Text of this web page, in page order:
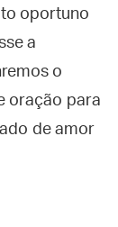
oportuno
a
o
oração para
de amor